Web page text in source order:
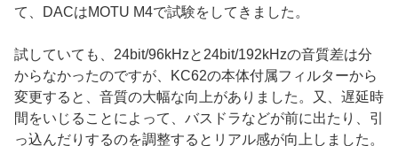
て、DACはMOTU M4で試験をしてきました。
試していても、24bit/96kHzと24bit/192kHzの音質差は分
からなかったのですが、KC62の本体付属フィルターから
変更すると、音質の大幅な向上がありました。又、遅延時
間をいじることによって、バスドラなどが前に出たり、引
っ込んだりするのを調整するとリアル感が向上しました。